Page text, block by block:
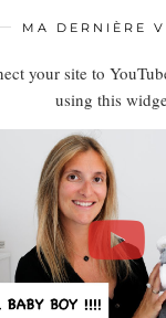
MA DERNIÈRE
your site to
using this